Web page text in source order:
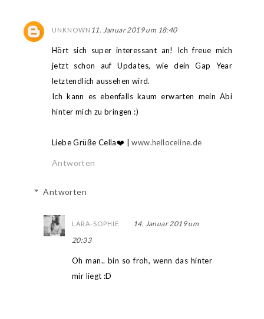
UNKNOWN 11. Januar 2019 um 18:40
Hört sich super interessant an! Ich freue mich
jetzt schon auf Updates, wie dein Gap Year
letztendlich aussehen wird.
Ich kann es ebenfalls kaum erwarten mein Abi
hinter mich zu bringen :)
Liebe Grüße Cella❤️ |www.helloceline.de
Antworten
Antworten
LARA-SOPHIE
14. Januar 2019 um
20:33
Oh man.. bin so froh, wenn das hinter
mir liegt :D